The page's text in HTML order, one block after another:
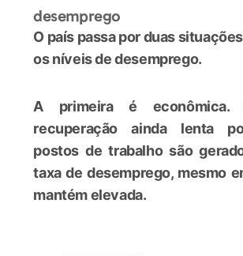
desemprego
O país passa por duas
os níveis de desemprego.
A primeira é econômica.
recuperação ainda lenta
postos de trabalho são
taxa de desemprego, mesmo
mantém elevada.